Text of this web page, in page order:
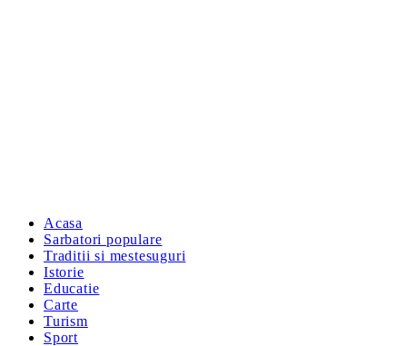
Acasa
Sarbatori populare
Traditii si mestesuguri
Istorie
Educatie
Carte
Turism
Sport